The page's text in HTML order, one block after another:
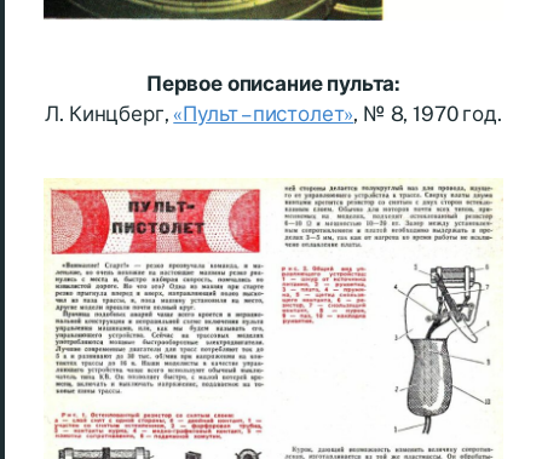
Первое описание пульта:
Л. Кинцберг,«Пульт – пистолет», № 8, 1970 год.